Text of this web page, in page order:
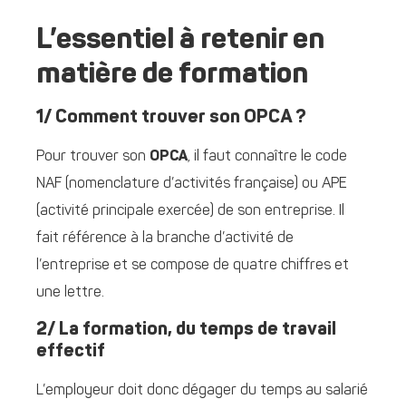
L’essentiel à retenir en
matière de formation
1/ Comment trouver son OPCA ?
Pour trouver son OPCA, il faut connaître le code
NAF (nomenclature d’activités française) ou APE
(activité principale exercée) de son entreprise. Il
fait référence à la branche d’activité de
l’entreprise et se compose de quatre chiffres et
une lettre.
2/ La formation, du temps de travail
effectif
L’employeur doit donc dégager du temps au salarié